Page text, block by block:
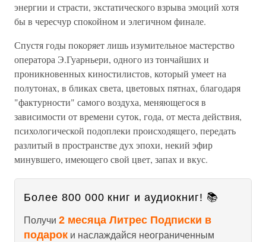
энергии и страсти, экстатического взрыва эмоций хотя
бы в чересчур спокойном и элегичном финале.
Спустя годы покоряет лишь изумительное мастерство
оператора Э.Гуарньери, одного из тончайших и
проникновенных киностилистов, который умеет на
полутонах, в бликах света, цветовых пятнах, благодаря
"фактурности" самого воздуха, меняющегося в
зависимости от времени суток, года, от места действия,
психологической подоплеки происходящего, передать
разлитый в пространстве дух эпохи, некий эфир
минувшего, имеющего свой цвет, запах и вкус.
Более 800 000 книг и аудиокниг! 📚
Получи 2 месяца Литрес Подписки в
подарок и наслаждайся неограниченным